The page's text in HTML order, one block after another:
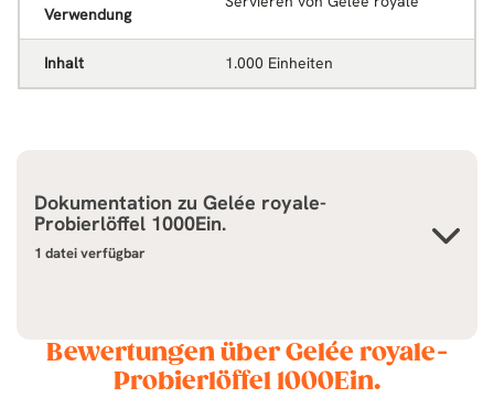
Verwendung
Inhalt 1.000 Einheiten
Dokumentation zu Gelée royale-
Probierlöffel 1000Ein.
1 datei verfügbar
Bewertungen über Gelée royale-
Probierlöffel 1000Ein.